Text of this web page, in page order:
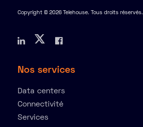
Copyright © 2026 Telehouse. Tous droits réservés.
Nos services
Data centers
Connectivité
Services